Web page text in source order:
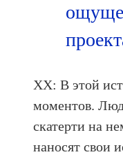
ХХ: В этой
моментов.
скатерти на
наносят свои